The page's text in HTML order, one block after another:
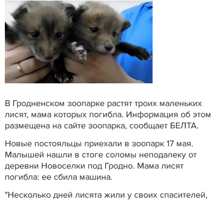
В Гродненском зоопарке растят троих маленьких
лисят, мама которых погибла. Информация об этом
размещена на сайте зоопарка, сообщает БЕЛТА.
Новые постояльцы приехали в зоопарк 17 мая.
Малышей нашли в стоге соломы неподалеку от
деревни Новоселки под Гродно. Мама лисят
погибла: ее сбила машина.
"Несколько дней лисята жили у своих спасителей,